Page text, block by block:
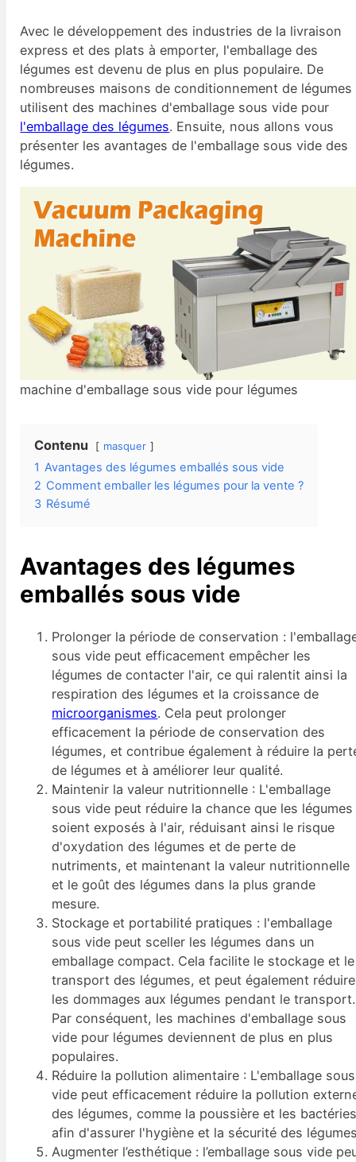
Avec le développement des industries de la livraison
express et des plats à emporter, l'emballage des
légumes est devenu de plus en plus populaire. De
nombreuses maisons de conditionnement de légumes
utilisent des machines d'emballage sous vide pour
l'emballage des légumes. Ensuite, nous allons vous
présenter les avantages de l'emballage sous vide des
légumes.
machine d'emballage sous vide pour légumes
Contenu masquer
1 Avantages des légumes emballés sous vide
2 Comment emballer les légumes pour la vente ?
3 Résumé
Avantages des légumes
emballés sous vide
Prolonger la période de conservation :
sous vide peut efficacement empêcher les
légumes de contacter l'air, ce qui ralentit ainsi la
respiration des légumes et la croissance de
microorganismes. Cela peut prolonger
efficacement la période de conservation des
légumes, et contribue également à réduire la
de légumes et à améliorer leur qualité.
Maintenir la valeur nutritionnelle : L'emballage
sous vide peut réduire la chance que les légumes
soient exposés à l'air, réduisant ainsi le risque
d'oxydation des légumes et de perte de
nutriments, et maintenant la valeur nutritionnelle
et le goût des légumes dans la plus grande
mesure.
Stockage et portabilité pratiques : l'emballage
sous vide peut sceller les légumes dans un
emballage compact. Cela facilite le stockage et le
transport des légumes, et peut également réduire
les dommages aux légumes pendant le transport.
Par conséquent, les machines d'emballage sous
vide pour légumes deviennent de plus en plus
populaires.
Réduire la pollution alimentaire : L'emballage sous
vide peut efficacement réduire la pollution
des légumes, comme la poussière et les
afin d'assurer l'hygiène et la sécurité des
Augmenter l’esthétique : l’emballage sous vide